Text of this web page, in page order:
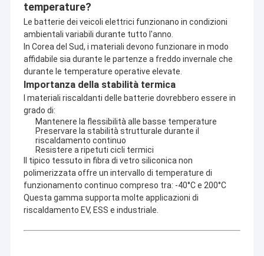
Casa
temperature?
Le batterie dei veicoli elettrici funzionano in condizioni
ambientali variabili durante tutto l'anno.
In Corea del Sud, i materiali devono funzionare in modo
affidabile sia durante le partenze a freddo invernale che
durante le temperature operative elevate.
Importanza della stabilità termica
I materiali riscaldanti delle batterie dovrebbero essere in
grado di:
Mantenere la flessibilità alle basse temperature
Preservare la stabilità strutturale durante il
riscaldamento continuo
Resistere a ripetuti cicli termici
Il tipico tessuto in fibra di vetro siliconica non
polimerizzata offre un intervallo di temperature di
funzionamento continuo compreso tra: -40°C e 200°C
Questa gamma supporta molte applicazioni di
riscaldamento EV, ESS e industriale.